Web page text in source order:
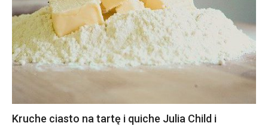
Kruche ciasto na tartę i quiche Julia Child i